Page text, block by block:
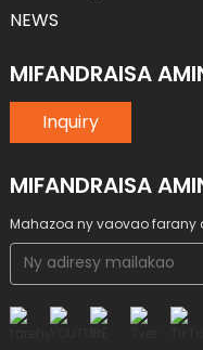
NEWS
MIFANDRAISA
Inquiry
MIFANDRAISA
Mahazoa ny vaovao farany